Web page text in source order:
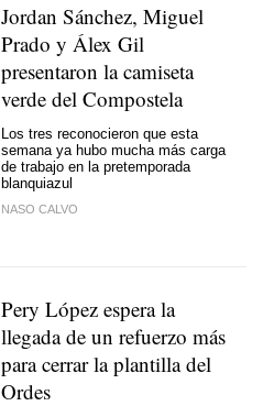
Jordan Sánchez, Miguel
Prado y Álex Gil
presentaron la camiseta
verde del Compostela
Los tres reconocieron que esta
semana ya hubo mucha más carga
de trabajo en la pretemporada
blanquiazul
NASO CALVO
Pery López espera la
llegada de un refuerzo más
para cerrar la plantilla del
Ordes